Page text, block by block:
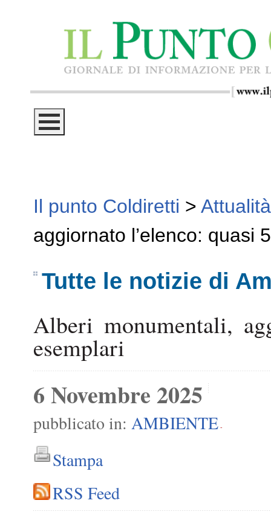
Il punto Coldiretti > Attualità
aggiornato l’elenco: quasi
Tutte le notizie di
Alberi monumentali,
esemplari
6 Novembre 2025
pubblicato in: AMBIENTE -
Stampa
RSS Feed